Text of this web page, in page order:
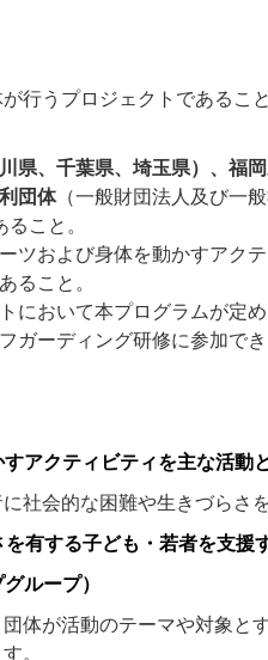
行うプロジェクトであること
県、千葉県、埼玉県）、福
団体（一般財団法人及び一
こと。
ツおよび身体を動かすアク
ること。
において本プログラムが定
ガーディング研修に参加でき
アクティビティを主な活動
社会的な困難や生きづらさ
有する子ども・若者を支援
ループ）
体が活動のテーマや対象と
。